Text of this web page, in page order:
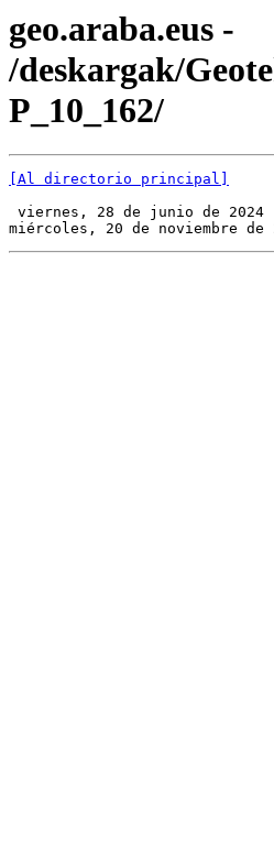
geo.araba.eus -
/deskargak/
P_10_162/
[Al directorio principal]
viernes, 28 de junio de
miércoles, 20 de noviembre